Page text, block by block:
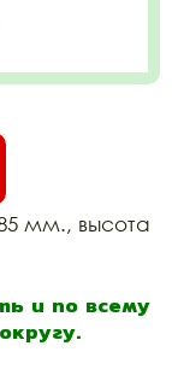
мм., высота
и по всему